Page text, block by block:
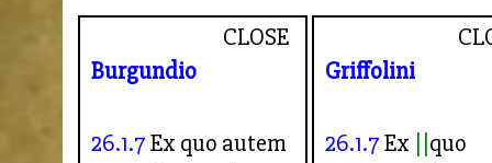
CLOSE
Burgundio
26.1.7Ex quo autem
Griffolini
26.1.7Ex
quo